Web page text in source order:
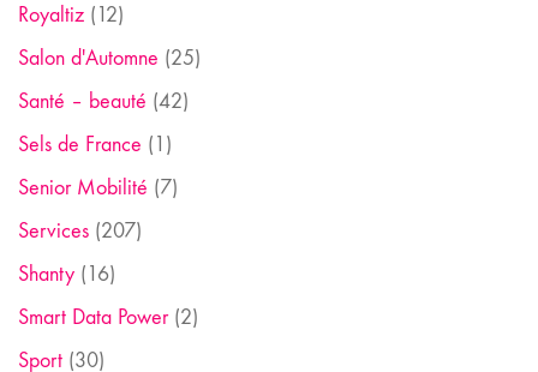
Royaltiz (12)
Salon d'Automne (25)
Santé – beauté (42)
Sels de France (1)
Senior Mobilité (7)
Services (207)
Shanty (16)
Smart Data Power(2)
Sport (30)